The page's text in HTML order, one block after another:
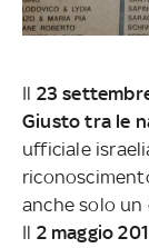
Il 23
Giusto tra le
ufficiale
anche solo un
Il 2 maggio